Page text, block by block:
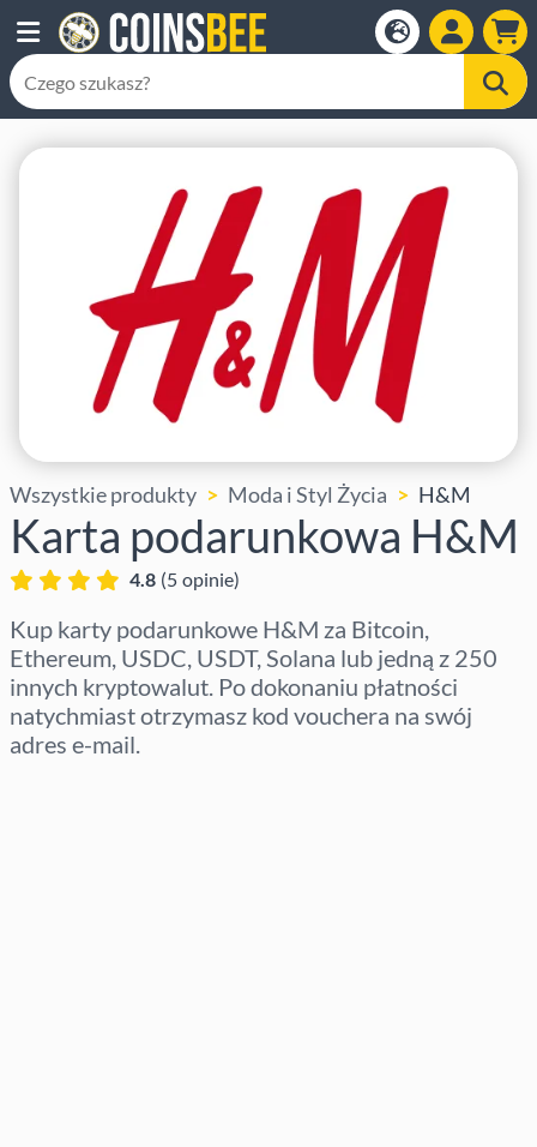
Wszystkie produkty Moda i Styl Życia H&M
Karta podarunkowa H&M
4.8 (5 opinie)
Kup karty podarunkowe H&M za Bitcoin,
Ethereum, USDC, USDT, Solana lub jedną z 250
innych kryptowalut. Po dokonaniu płatności
natychmiast otrzymasz kod vouchera na swój
adres e-mail.